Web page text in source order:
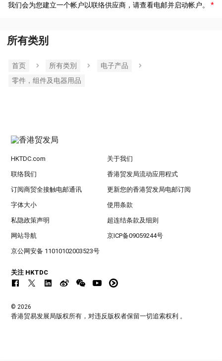
我们会为您建立一个帐户以联络供应商，请查看电邮并启动帐户。
所有类别
首页 所有类別
电子产品
零件，组件及电器用品
HKTDC.com 关于我们
联络我们 香港贸发局流动应用程式
订阅商贸全接触电邮通讯 更新您的香港贸发局电邮订阅
字体大小 使用条款
私隐政策声明 超连结条款及细则
网站导航 京ICP备09059244号
京公网安备 11010102003523号
关注 HKTDC
© 2026
香港贸易发展局版权所有，对违反版权者保留一切追索权利 。